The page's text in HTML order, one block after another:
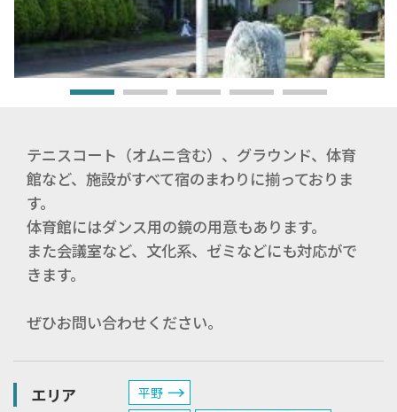
テニスコート（オムニ含む）、グラウンド、体育
館など、施設がすべて宿のまわりに揃っておりま
す。
体育館にはダンス用の鏡の用意もあります。
また会議室など、文化系、ゼミなどにも対応がで
きます。
ぜひお問い合わせください。
エリア 平野